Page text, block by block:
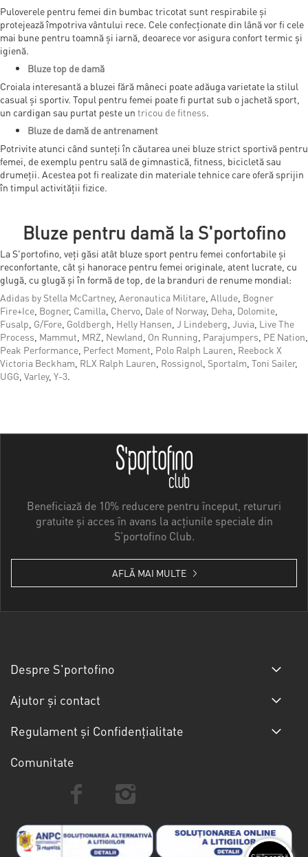
Puloverele pentru femei din bumbac tricotat sunt respirabile și
protejează împotriva vântului rece. Cele confecționate din lână vor fi cele
mai bune pentru toamnă și iarnă, deoarece vor asigura confort termic și
igienă.
Bluze top de damă
Croiala interesantă a bluzei fără mâneci poate adăuga varietate la stilul
casual și sportiv. Topul pentru femei poate fi purtat sub o jachetă sport,
un cardigan sau purtat peste un tricou de fitness.
Bluze de damă de antrenament
Potrivite atunci când sunteți în căutarea unei bluze strict sportivă pentru
femei, de exemplu pentru sală de gimnastică, fitness, bicicletă sau
drumeții. Acestea pot fi realizate din materiale tehnice care oferă sprijin
în timpul activității fizice.
Bluze pentru damă la S'portofino
La S'portofino, veți găsi atât bluze sport pentru femei confortabile și
reconfortante, cât și hanorace pentru femei originale, atent lucrate, cu
glugă, cu glugă și în formă de top, de la branduri de renume mondial:
Adidas by Stella McCartney, Aeronautica Militare Allude Bogner
Fire+Ice Bogner, Camilla Chervo Dale of Norway, Deha Dolomite
Fusalp G/Fore Goldbergh Helly Hansen J Lindeberg Juvia Live The
Process Mammut MRZ Newland On Running Parajumpers PE Nation
Peak Performance Perfect Moment Polo Ralph Lauren Reebock X
Victoria Beckham RLX Ralph Lauren Rossignol Sportalm Toni Sailer,
UGG Varley, Y-3.
Beneficiază de 10% reducere pentru început, retururi
gratuite și acces în avans la acțiunile speciale din
S'portofino Club.
AFLĂ MAI MULTE
Despre S'portofino
Ajutor și contact
Regulament și Confidențialitate
Comunitate